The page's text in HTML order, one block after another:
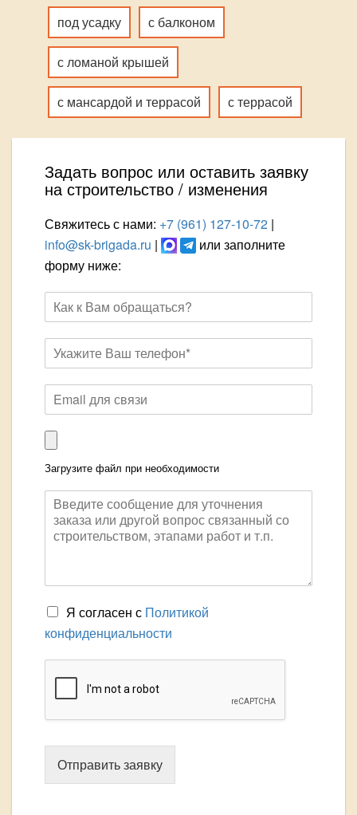
под усадку с балконом
с ломаной крышей
с мансардой и террасой с террасой
Задать вопрос или оставить заявку
на строительство / изменения
Свяжитесь с нами: +7 (961) 127-10-72 |
info@sk-brigada.ru |
или заполните
форму ниже:
Загрузите файл при необходимости
Я согласен с Политикой
конфиденциальности
Отправить заявку